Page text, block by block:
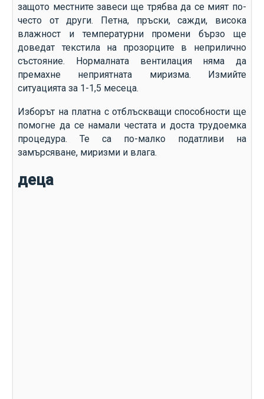
защото местните завеси ще трябва да се мият по-
често от други. Петна, пръски, сажди, висока
влажност и температурни промени бързо ще
доведат текстила на прозорците в неприлично
състояние. Нормалната вентилация няма да
премахне неприятната миризма. Измийте
ситуацията за 1-1,5 месеца.
Изборът на платна с отблъскващи способности ще
помогне да се намали честата и доста трудоемка
процедура. Те са по-малко податливи на
замърсяване, миризми и влага.
деца